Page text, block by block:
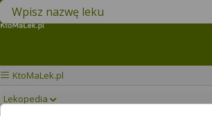
Znajdź lek w swojej okolicy
KtoMaLek.pl
Lekopedia